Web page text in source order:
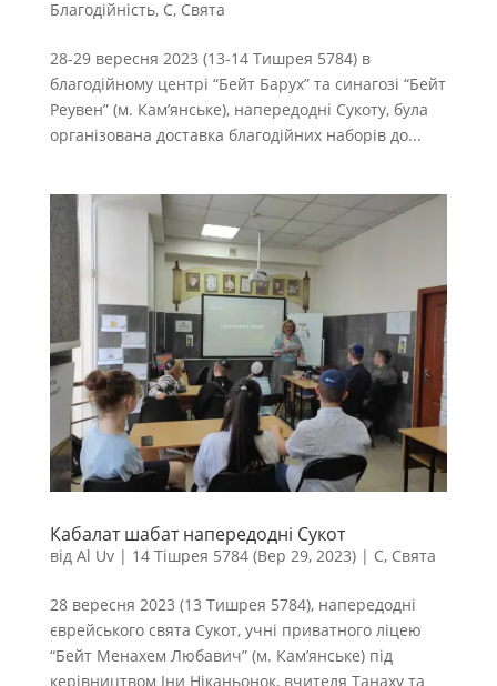
Благодійність, С, Свята
28-29 вересня 2023 (13-14 Тишрея 5784) в
благодійному центрі “Бейт Барух” та синагозі “Бейт
Реувен” (м. Кам’янське), напередодні Сукоту, була
організована доставка благодійних наборів до...
Кабалат шабат напередодні Сукот
від Al Uv| 14 Тішрея 5784 (Вер 29, 2023)| С, Свята
28 вересня 2023 (13 Тишрея 5784), напередодні
єврейського свята Сукот, учні приватного ліцею
“Бейт Менахем Любавич” (м. Кам’янське) під
керівництвом Іни Ніканьонок, вчителя Танаху та